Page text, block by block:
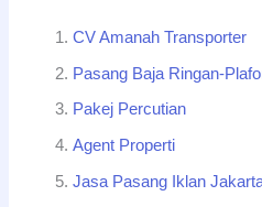
CV Amanah Transporter
Pasang Baja Ringan-
Pakej Percutian
Agent Properti
Jasa Pasang Iklan